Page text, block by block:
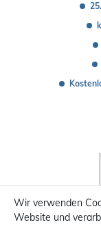
Wir verwenden
Website und